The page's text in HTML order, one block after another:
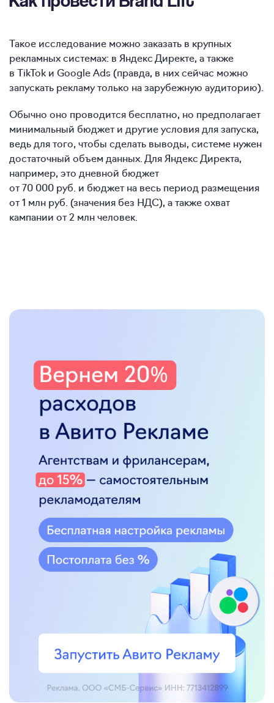
Такое исследование можно заказать в крупных
рекламных системах: в Яндекс Директе, а также
в TikTok и Google Ads (правда, в них сейчас можно
запускать рекламу только на зарубежную аудиторию).
Обычно оно проводится бесплатно, но предполагает
минимальный бюджет и другие условия для запуска,
ведь для того, чтобы сделать выводы, системе нужен
достаточный объем данных. Для Яндекс Директа,
например, это дневной бюджет
от 70 000 руб. и бюджет на весь период размещения
от 1 млн руб. (значения без НДС), а также охват
кампании от 2 млн человек.